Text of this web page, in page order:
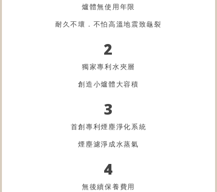
爐體無使用年限
耐久不壞．不怕高溫地震致龜裂
2
獨家專利水夾層
創造小爐體大容積
3
首創專利煙塵淨化系統
煙塵濾淨成水蒸氣
4
無後續保養費用